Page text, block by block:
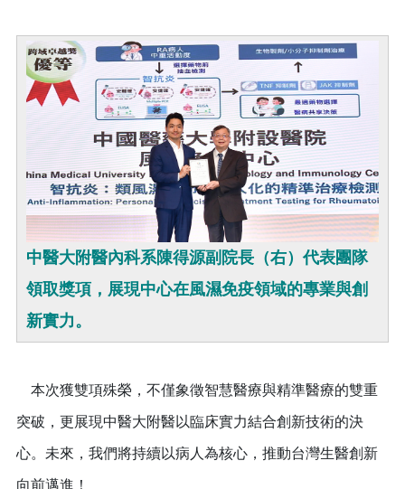
中醫大附醫內科系陳得源副院長（右）代表團隊
領取獎項，展現中心在風濕免疫領域的專業與創
新實力。
本次獲雙項殊榮，不僅象徵智慧醫療與精準醫療的雙重
突破，更展現中醫大附醫以臨床實力結合創新技術的決
心。未來，我們將持續以病人為核心，推動台灣生醫創新
向前邁進！